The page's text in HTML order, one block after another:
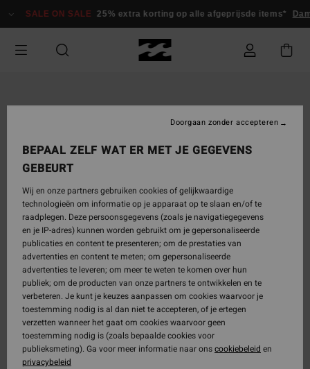
naar
SALE ON SALE 25% extra korting op alle afgeprijsde items*
BEPAAL ZELF WAT ER MET JE GEGEVENS
GEBEURT
Wij en onze partners gebruiken cookies of gelijkwaardige
technologieën om informatie op je apparaat op te slaan en/of te
raadplegen. Deze persoonsgegevens (zoals je navigatiegegevens
en je IP-adres) kunnen worden gebruikt om je gepersonaliseerde
publicaties en content te presenteren; om de prestaties van
advertenties en content te meten; om gepersonaliseerde
advertenties te leveren; om meer te weten te komen over hun
publiek; om de producten van onze partners te ontwikkelen en te
verbeteren. Je kunt je keuzes aanpassen om cookies waarvoor je
toestemming nodig is al dan niet te accepteren, of je ertegen
verzetten wanneer het gaat om cookies waarvoor geen
toestemming nodig is (zoals bepaalde cookies voor
publieksmeting). Ga voor meer informatie naar onscookiebeleid en
privacybeleid
Doorgaan zonder accepteren